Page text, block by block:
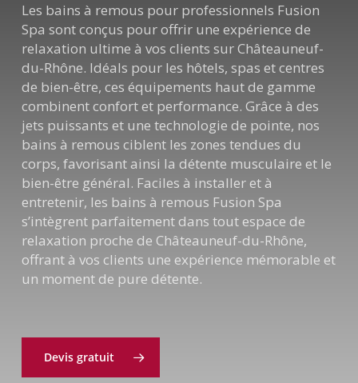
Les bains à remous pour professionnels Fusion
Spa sont conçus pour offrir une expérience de
relaxation ultime à vos clients sur Châteauneuf-
du-Rhône. Idéals pour les hôtels, spas et centres
de bien-être, ces équipements haut de gamme
combinent confort et performance. Grâce à des
jets puissants et une technologie de pointe, nos
bains à remous ciblent les zones tendues du
corps, favorisant ainsi la détente musculaire et le
bien-être général. Faciles à installer et à
entretenir, les bains à remous Fusion Spa
s’intègrent parfaitement dans tout espace de
relaxation proche de Châteauneuf-du-Rhône,
offrant à vos clients une expérience mémorable et
un moment de pure détente.
Devis gratuit